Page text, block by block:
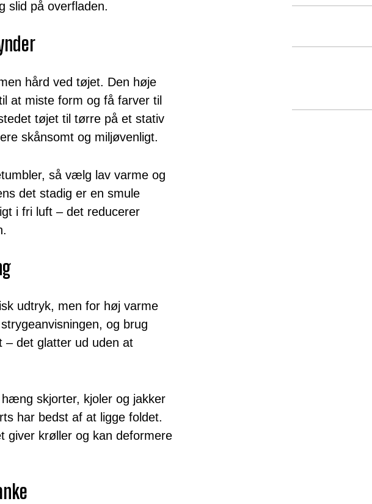
slid på overfladen.
hård ved tøjet. Den høje
at miste form og få farver til
tøjet til tørre på et stativ
skånsomt og miljøvenligt.
så vælg lav varme og
det stadig er en smule
i fri luft – det reducerer
udtryk, men for høj varme
og brug
– det glatter ud uden at
skjorter, kjoler og jakker
har bedst af at ligge foldet.
giver krøller og kan deformere